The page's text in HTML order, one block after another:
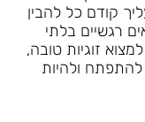
קודם כל להבין
רגשיים בלתי
זוגיות טובה,
ולהיות